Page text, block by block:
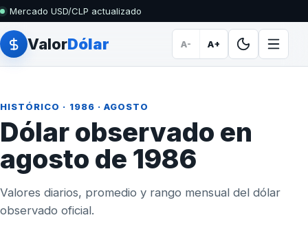
Mercado USD/CLP actualizado
ValorDólar A- A+
HISTÓRICO · 1986 · AGOSTO
Dólar observado en
agosto de 1986
Valores diarios, promedio y rango mensual del dólar
observado oficial.